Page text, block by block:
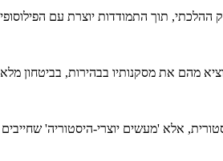
ההלכתי, תוך התמודדות יוצרת עם
מהם את מסקנותיו בבהירות, בביטחון
אלא 'מעשים יוצרי-היסטוריה' שחייבים